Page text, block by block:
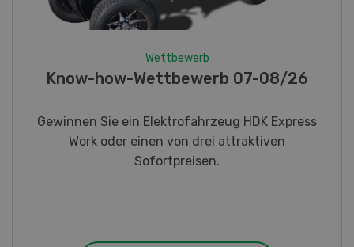
how-Wettbewerb 07-08/26
Sie ein Elektrofahrzeug HDK Express
oder einen von drei attraktiven
Sofortpreisen.